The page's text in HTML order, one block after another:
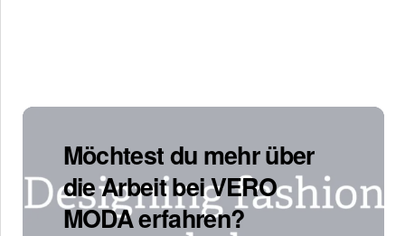
Möchtest du mehr über
die Arbeit bei VERO
MODA erfahren?